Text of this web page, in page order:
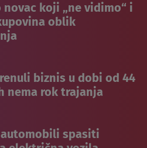
koji „ne vidimo“ i
oblik
biznis u dobi od 44
nema rok trajanja
spasiti